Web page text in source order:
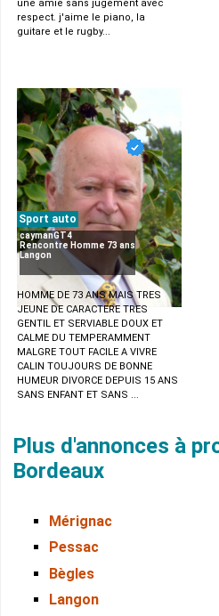
une amie sans jugement avec
respect. j'aime le piano, la
guitare et le rugby...
Sport auto
caymanGT4
Rencontre Homme 73 ans
Langon
HOMME DE 73 ANS MAIS TRES
JEUNE DE CARACTERE TRES
GENTIL ET SERVIABLE DOUX ET
CALME DU TEMPERAMMENT
MALGRE TOUT FACILE A VIVRE
CALIN TOUJOURS DE BONNE
HUMEUR DIVORCE DEPUIS 15 ANS
SANS ENFANT ET SANS ...
Plus d'annonces à
Bordeaux
Mérignac
Pessac
Bègles
Langon